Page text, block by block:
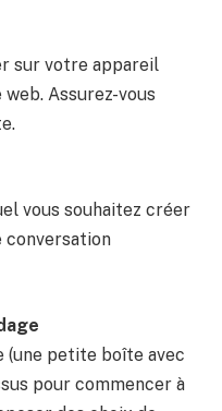
sur votre appareil
Assurez-vous
vous souhaitez créer
conversation
(une petite boîte avec
pour commencer à